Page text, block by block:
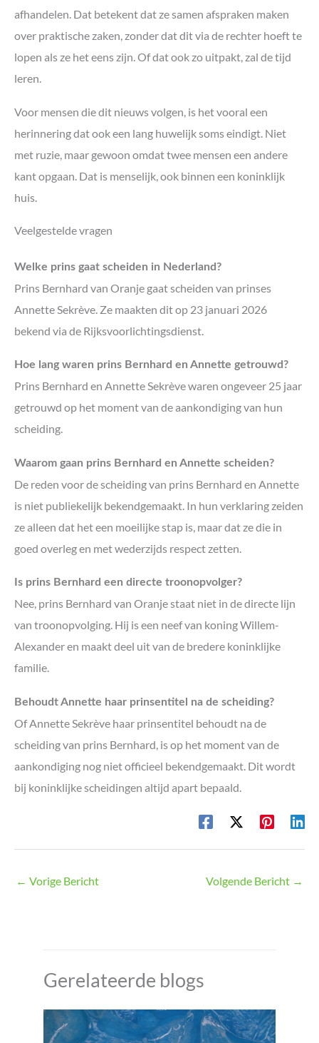
afhandelen. Dat betekent dat ze samen afspraken maken
over praktische zaken, zonder dat dit via de rechter hoeft te
lopen als ze het eens zijn. Of dat ook zo uitpakt, zal de tijd
leren.
Voor mensen die dit nieuws volgen, is het vooral een
herinnering dat ook een lang huwelijk soms eindigt. Niet
met ruzie, maar gewoon omdat twee mensen een andere
kant opgaan. Dat is menselijk, ook binnen een koninklijk
huis.
Veelgestelde vragen
Welke prins gaat scheiden in Nederland?
Prins Bernhard van Oranje gaat scheiden van prinses
Annette Sekrève. Ze maakten dit op 23 januari 2026
bekend via de Rijksvoorlichtingsdienst.
Hoe lang waren prins Bernhard en Annette getrouwd?
Prins Bernhard en Annette Sekrève waren ongeveer 25 jaar
getrouwd op het moment van de aankondiging van hun
scheiding.
Waarom gaan prins Bernhard en Annette scheiden?
De reden voor de scheiding van prins Bernhard en Annette
is niet publiekelijk bekendgemaakt. In hun verklaring zeiden
ze alleen dat het een moeilijke stap is, maar dat ze die in
goed overleg en met wederzijds respect zetten.
Is prins Bernhard een directe troonopvolger?
Nee, prins Bernhard van Oranje staat niet in de directe lijn
van troonopvolging. Hij is een neef van koning Willem-
Alexander en maakt deel uit van de bredere koninklijke
familie.
Behoudt Annette haar prinsentitel na de scheiding?
Of Annette Sekrève haar prinsentitel behoudt na de
scheiding van prins Bernhard, is op het moment van de
aankondiging nog niet officieel bekendgemaakt. Dit wordt
bij koninklijke scheidingen altijd apart bepaald.
← Vorige Bericht Volgende Bericht →
Gerelateerde blogs